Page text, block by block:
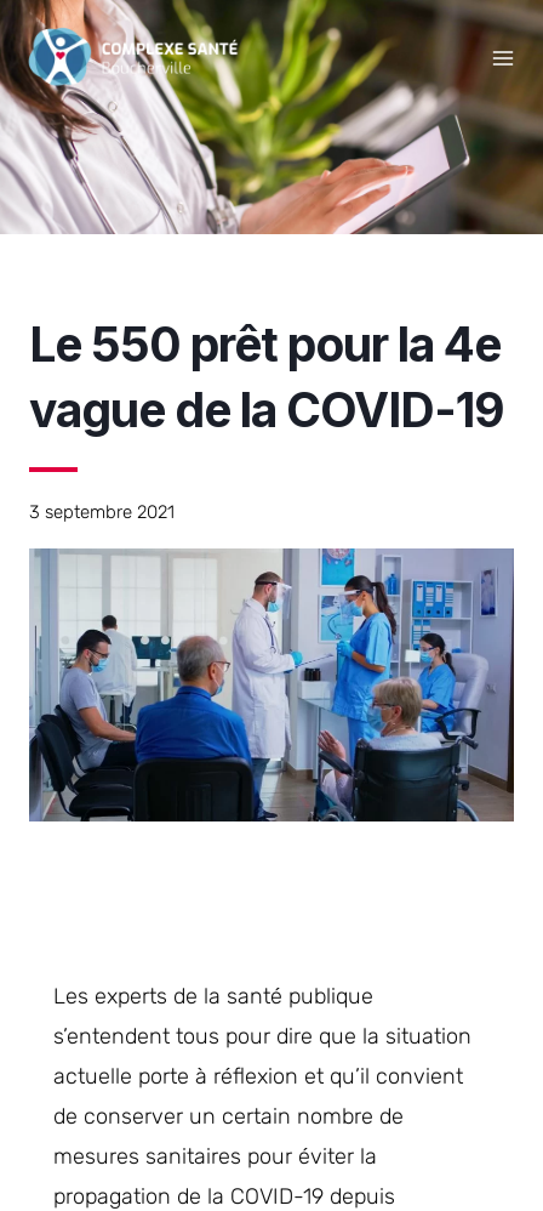
Aller
au
contenu
Le 550 prêt pour la 4e
vague de la COVID-19
3 septembre 2021
Les experts de la santé publique
s’entendent tous pour dire que la situation
actuelle porte à réflexion et qu’il convient
de conserver un certain nombre de
mesures sanitaires pour éviter la
propagation de la COVID-19 depuis